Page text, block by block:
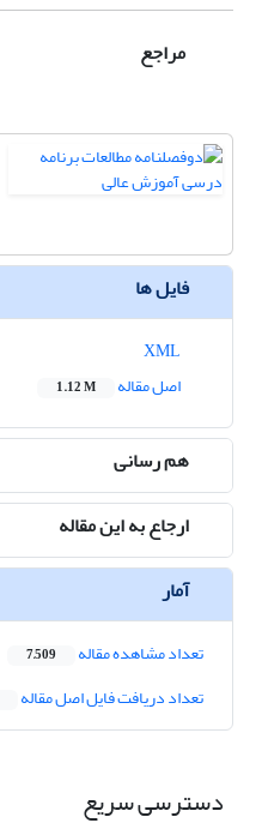
مراجع
فایل ها
اصل مقاله
1.12 M
هم رسانی
ارجاع به این مقاله
آمار
تعداد مشاهده مقاله 7,509
تعداد دریافت فایل اصل مقاله
دسترسی سریع